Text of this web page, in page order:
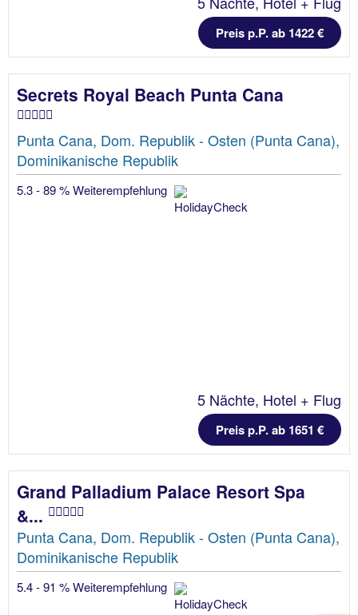
Preis p.P. ab 1422 €
Secrets Royal Beach Punta Cana
Punta Cana, Dom. Republik - Osten (Punta Cana),
Dominikanische Republik
5.3 - 89 % Weiterempfehlung
5 Nächte, Hotel + Flug
Preis p.P. ab 1651 €
Grand Palladium Palace Resort Spa
&...
Punta Cana, Dom. Republik - Osten (Punta Cana),
Dominikanische Republik
5.4 - 91 % Weiterempfehlung